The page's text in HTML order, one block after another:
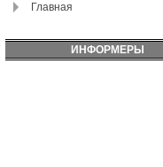
Главная
ИНФОРМЕРЫ